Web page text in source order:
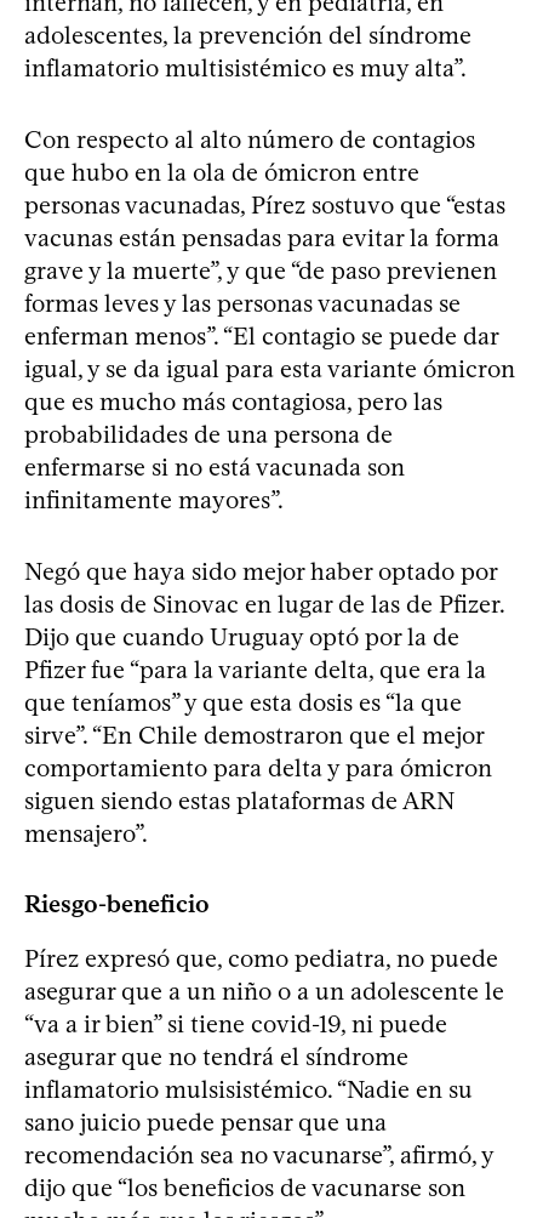
adolescentes, la prevención del síndrome
inflamatorio multisistémico es muy alta”.
Con respecto al alto número de contagios
que hubo en la ola de ómicron entre
personas vacunadas, Pírez sostuvo que “estas
vacunas están pensadas para evitar la forma
grave y la muerte”, y que “de paso previenen
formas leves y las personas vacunadas se
enferman menos”. “El contagio se puede dar
igual, y se da igual para esta variante ómicron
que es mucho más contagiosa, pero las
probabilidades de una persona de
enfermarse si no está vacunada son
infinitamente mayores”.
Negó que haya sido mejor haber optado por
las dosis de Sinovac en lugar de las de Pfizer.
Dijo que cuando Uruguay optó por la de
Pfizer fue “para la variante delta, que era la
que teníamos” y que esta dosis es “la que
sirve”. “En Chile demostraron que el mejor
comportamiento para delta y para ómicron
siguen siendo estas plataformas de ARN
mensajero”.
Riesgo-beneficio
Pírez expresó que, como pediatra, no puede
asegurar que a un niño o a un adolescente le
“va a ir bien” si tiene covid-19, ni puede
asegurar que no tendrá el síndrome
inflamatorio mulsisistémico. “Nadie en su
sano juicio puede pensar que una
recomendación sea no vacunarse”, afirmó, y
dijo que “los beneficios de vacunarse son